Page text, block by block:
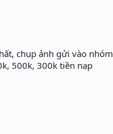
chụp ảnh gửi vào nhóm
500k, 300k tiền nạp